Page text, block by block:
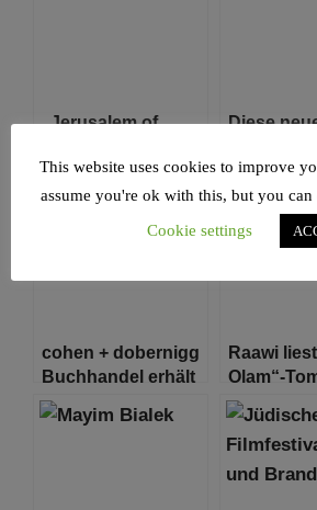
„Jerusalem of
Musiker haben
diesen israelischen
Diese
bringt das
unter
wirklich
cohen + dobernigg
Buchhandel erhält
den Hamburger
Buchhandlungspreis
Raawi
Olam“-
This website uses cookies to improve
assume you're ok with this, but you
Cookie settings